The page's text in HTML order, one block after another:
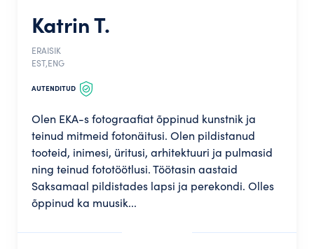
Katrin T.
ERAISIK
EST,ENG
AUTENDITUD
Olen EKA-s fotograafiat õppinud kunstnik ja
teinud mitmeid fotonäitusi. Olen pildistanud
tooteid, inimesi, üritusi, arhitektuuri ja pulmasid
ning teinud fototöötlusi. Töötasin aastaid
Saksamaal pildistades lapsi ja perekondi. Olles
õppinud ka muusik...